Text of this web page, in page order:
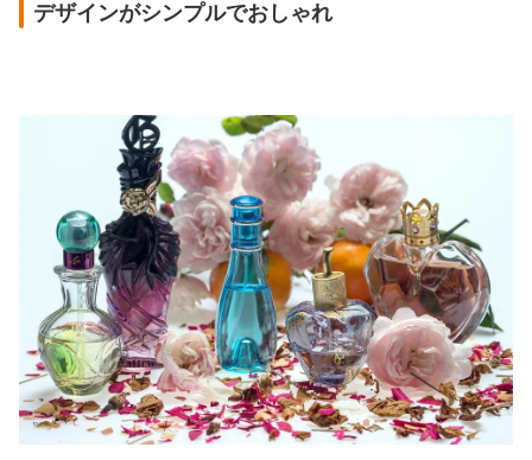
デザインがシンプルでおしゃれ